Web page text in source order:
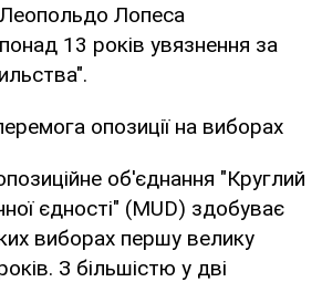
Леопольдо Лопеса
13 років увязнення за
опозиції на виборах
об'єднання "Круглий
єдності" (MUD) здобуває
виборах першу велику
З більшістю у дві